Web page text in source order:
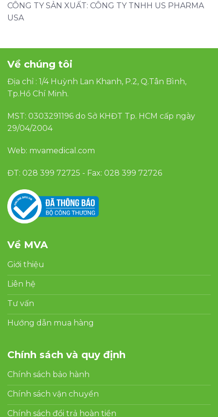
CÔNG TY SẢN XUẤT: CÔNG TY TNHH US PHARMA
USA
Về chúng tôi
Địa chỉ : 1/4 Huỳnh Lan Khanh, P.2, Q.Tân Bình,
Tp.Hồ Chí Minh.
MST: 0303291196 do Sở KHĐT Tp. HCM cấp ngày
29/04/2004
Web: mvamedical.com
ĐT: 028 399 72725 - Fax: 028 399 72726
Về MVA
Giới thiệu
Liên hệ
Tư vấn
Hướng dẫn mua hàng
Chính sách và quy định
Chính sách bảo hành
Chính sách vận chuyển
Chính sách đổi trả hoàn tiền